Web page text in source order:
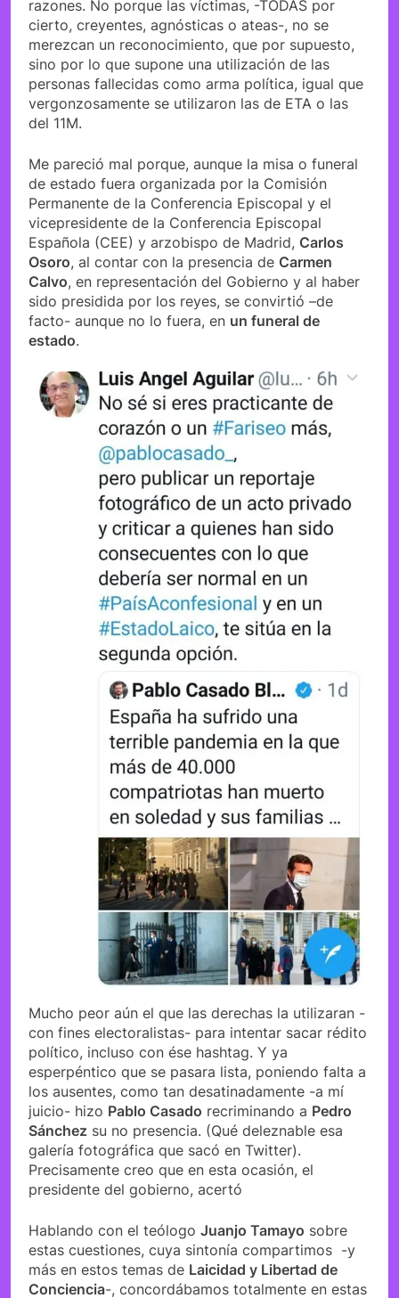
razones. No porque las víctimas, -TODAS por
cierto, creyentes, agnósticas o ateas-, no se
merezcan un reconocimiento, que por supuesto,
sino por lo que supone una utilización de las
personas fallecidas como arma política, igual que
vergonzosamente se utilizaron las de ETA o las
del 11M.
Me pareció mal porque, aunque la misa o funeral
de estado fuera organizada por la Comisión
Permanente de la Conferencia Episcopal y el
vicepresidente de la Conferencia Episcopal
Española (CEE) y arzobispo de Madrid, Carlos
Osoro, al contar con la presencia de Carmen
Calvo, en representación del Gobierno y al haber
sido presidida por los reyes, se convirtió –de
facto- aunque no lo fuera, en un funeral de
estado.
Mucho peor aún el que las derechas la utilizaran -
con fines electoralistas- para intentar sacar rédito
político, incluso con ése hashtag. Y ya
esperpéntico que se pasara lista, poniendo falta a
los ausentes, como tan desatinadamente -a mí
juicio- hizo Pablo Casado recriminando a Pedro
Sánchez su no presencia. (Qué deleznable esa
galería fotográfica que sacó en Twitter).
Precisamente creo que en esta ocasión, el
presidente del gobierno, acertó
Hablando con el teólogo Juanjo Tamayo sobre
estas cuestiones, cuya sintonía compartimos -y
más en estos temas de Laicidad y Libertad de
Conciencia-, concordábamos totalmente en estas